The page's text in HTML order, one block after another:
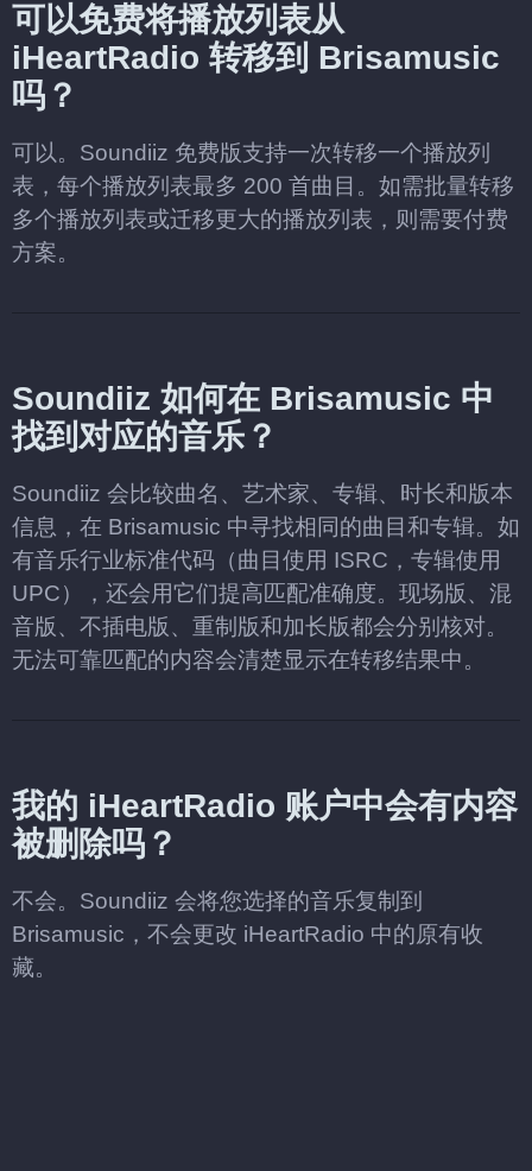
可以免费将播放列表从
iHeartRadio 转移到 Brisamusic
吗？
可以。Soundiiz 免费版支持一次转移一个播放列
表，每个播放列表最多 200 首曲目。如需批量转移
多个播放列表或迁移更大的播放列表，则需要付费
方案。
Soundiiz 如何在 Brisamusic 中
找到对应的音乐？
Soundiiz 会比较曲名、艺术家、专辑、时长和版本
信息，在 Brisamusic 中寻找相同的曲目和专辑。如
有音乐行业标准代码（曲目使用 ISRC，专辑使用
UPC），还会用它们提高匹配准确度。现场版、混
音版、不插电版、重制版和加长版都会分别核对。
无法可靠匹配的内容会清楚显示在转移结果中。
我的 iHeartRadio 账户中会有内容
被删除吗？
不会。Soundiiz 会将您选择的音乐复制到
Brisamusic，不会更改 iHeartRadio 中的原有收
藏。